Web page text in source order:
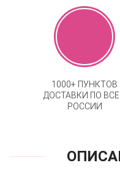
1000+ ПУНКТОВ
ДОСТАВКИ ПО
РОССИИ